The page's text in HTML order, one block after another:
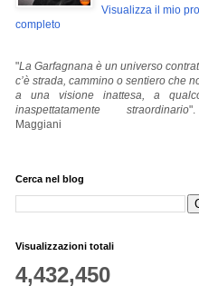
Visualizza il mio
completo
"La Garfagnana è un universo
c’è strada, cammino o sentiero che
a una visione inattesa, a
inaspettatamente straordinario
Maggiani
Cerca nel blog
Visualizzazioni totali
4,432,450